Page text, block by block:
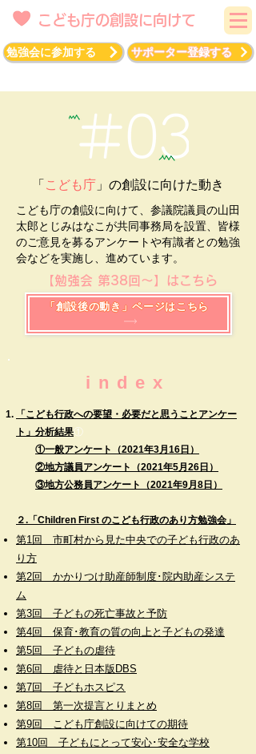
こども庁の創設に向けて
勉強会に参加する サポーター登録する
「 こども庁 」の創設に​向けた動き
こども庁の創設に向けて、参議院議員の山田
太郎とじみはなこが共同事務局を設置、皆様
のご意見を募るアンケートや有識者との勉強
会などを実施し、進めています。
【勉強会 第38回～】はこちら
「創設後の動き」ページはこちら
index
「こども行政への要望・必要だと思うことアンケー
ト」分析結果​①
①一般アンケート（2021年3月16日）
②地方議員アンケート（2021年5月26日）
③地方公務員アンケート（2021年9月8日）
２. 「Children First のこども行政のあり方勉強会」
第1回 市町村から見た中央での子ども行政のあ
り方
第2回 かかりつけ助産師制度･院内助産システ
ム
第3回 子どもの死亡事故と予防
第4回 保育･教育の質の向上と子どもの発達
第5回 子どもの虐待
第6回 虐待と日本版DBS
第7回 子どもホスピス
第8回 第一次提言とりまとめ
第9回 こども庁創設に向けての期待
​​第10回 子どもにとって安心･安全な学校